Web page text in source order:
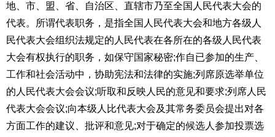
地、市、盟、省、
自治区 、直辖市乃至全国人民代表大会的
代表。所谓代表职务，是指全国人民代表大会和地方各级人
民代表大会组织法规定的人民代表在各所在的各级人民代表
大会有权执行的职务，如保守国家秘密;作自已参加的生产、
工作和社会活动中，协助宪法和法律的实施;列席原选举单位
的人民代表大会会议;听取和反映人民的意见和要求;列席人民
代表大会会议;向本级人比代表大会及其常务委员会提出对各
方面工作的建议、批评和意见;对于确定的候选人参加投票选